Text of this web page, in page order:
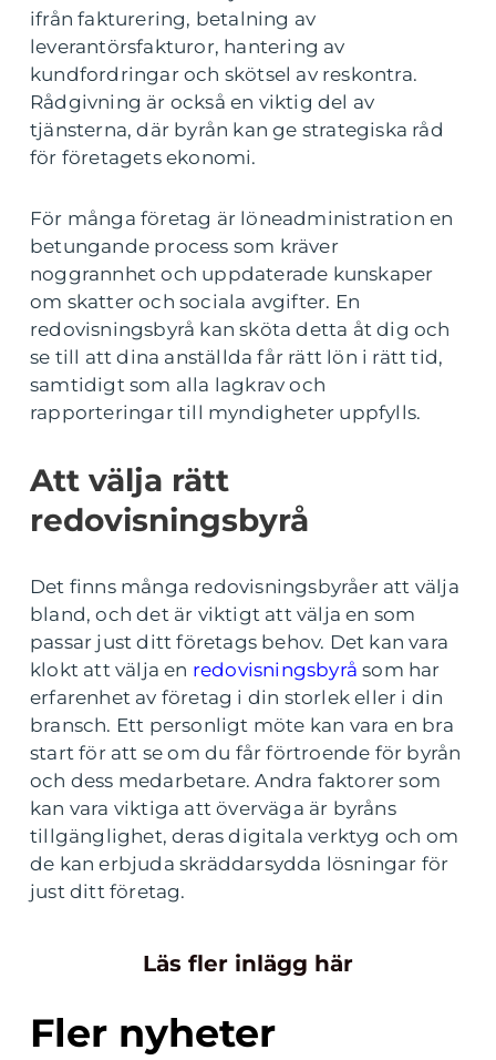
ifrån fakturering, betalning av
leverantörsfakturor, hantering av
kundfordringar och skötsel av reskontra.
Rådgivning är också en viktig del av
tjänsterna, där byrån kan ge strategiska råd
för företagets ekonomi.
För många företag är löneadministration en
betungande process som kräver
noggrannhet och uppdaterade kunskaper
om skatter och sociala avgifter. En
redovisningsbyrå kan sköta detta åt dig och
se till att dina anställda får rätt lön i rätt tid,
samtidigt som alla lagkrav och
rapporteringar till myndigheter uppfylls.
Att välja rätt
redovisningsbyrå
Det finns många redovisningsbyråer att välja
bland, och det är viktigt att välja en som
passar just ditt företags behov. Det kan vara
klokt att välja en redovisningsbyrå som har
erfarenhet av företag i din storlek eller i din
bransch. Ett personligt möte kan vara en bra
start för att se om du får förtroende för byrån
och dess medarbetare. Andra faktorer som
kan vara viktiga att överväga är byråns
tillgänglighet, deras digitala verktyg och om
de kan erbjuda skräddarsydda lösningar för
just ditt företag.
Läs fler inlägg här
Fler nyheter